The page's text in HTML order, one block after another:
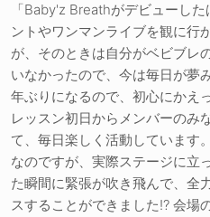
「Baby'z Breathがデビューし
ントやワンマンライブを観に行
が、そのときは自分がベビブレ
いなかったので、今は毎日が夢
年ぶりになるので、初心にかえ
レッスン初日からメンバーのみ
て、毎日楽しく活動しています
なのですが、実際ステージに立
た瞬間に緊張が吹き飛んで、全
スすることができました!? 会場